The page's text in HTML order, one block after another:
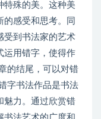
特殊的美。这种美
感受和思考。同
受到书法家的艺术
运用错字，使得作
的结尾，可以对错
字书法作品是书法
魅力。通过欣赏错